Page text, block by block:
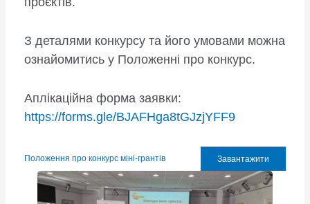
З деталями конкурсу та його умовами можна
ознайомитись у Положенні про конкурс.
Аплікаційна форма заявки:
https://forms.gle/BJAFHga8tGJzjYFF9
Положення про конкурс міні-грантів Завантажити